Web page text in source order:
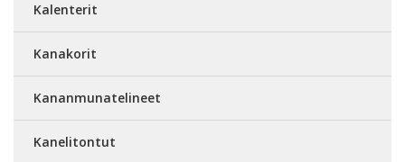
Kalenterit
Kanakorit
Kananmunatelineet
Kanelitontut